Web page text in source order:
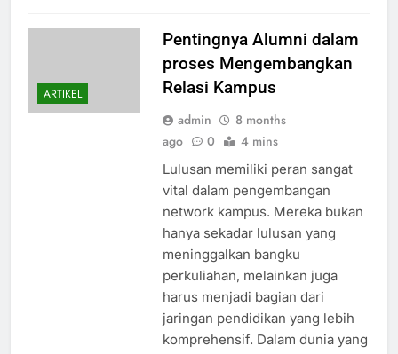
ARTIKEL
Pentingnya Alumni dalam
proses Mengembangkan
Relasi Kampus
admin
8 months
ago
0 4 mins
Lulusan memiliki peran sangat
vital dalam pengembangan
network kampus. Mereka bukan
hanya sekadar lulusan yang
meninggalkan bangku
perkuliahan, melainkan juga
harus menjadi bagian dari
jaringan pendidikan yang lebih
komprehensif. Dalam dunia yang